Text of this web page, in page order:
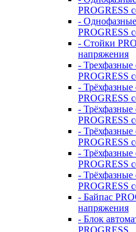
PROGRESS
-
PROGRESS
- Стойки
напряжения
- Трехфазные
PROGRESS
- Трёхфазные
PROGRESS
- Трёхфазные
PROGRESS
- Трёхфазные
PROGRESS
- Трёхфазные
PROGRESS
- Трёхфазные
PROGRESS
- Байпас
напряжения
- Блок
PROGRESS